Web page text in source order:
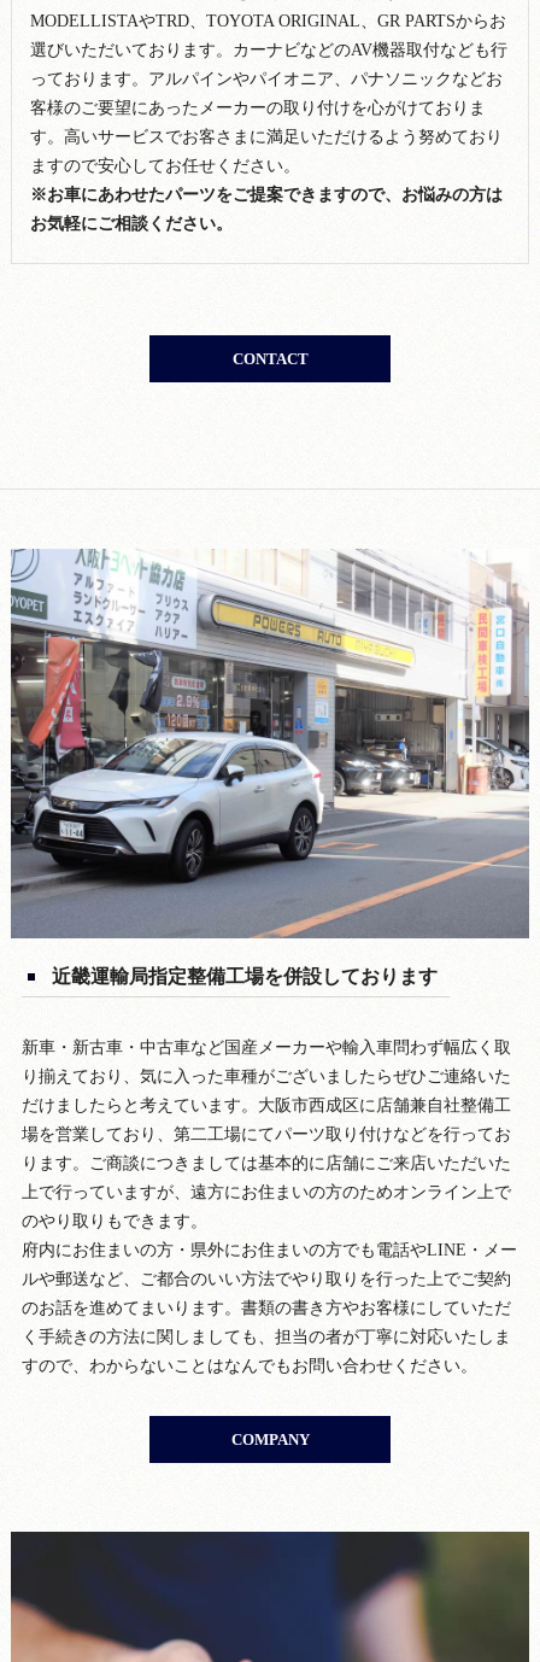
MODELLISTAやTRD、TOYOTA ORIGINAL、GR PARTSからお
選びいただいております。カーナビなどのAV機器取付なども行
っております。アルパインやパイオニア、パナソニックなどお
客様のご要望にあったメーカーの取り付けを心がけておりま
す。高いサービスでお客さまに満足いただけるよう努めており
ますので安心してお任せください。
※お車にあわせたパーツをご提案できますので、お悩みの方は
お気軽にご相談ください。
CONTACT
近畿運輸局指定整備工場を併設しております
新車・新古車・中古車など国産メーカーや輸入車問わず幅広く取
り揃えており、気に入った車種がございましたらぜひご連絡いた
だけましたらと考えています。大阪市西成区に店舗兼自社整備工
場を営業しており、第二工場にてパーツ取り付けなどを行ってお
ります。ご商談につきましては基本的に店舗にご来店いただいた
上で行っていますが、遠方にお住まいの方のためオンライン上で
のやり取りもできます。
府内にお住まいの方・県外にお住まいの方でも電話やLINE・メー
ルや郵送など、ご都合のいい方法でやり取りを行った上でご契約
のお話を進めてまいります。書類の書き方やお客様にしていただ
く手続きの方法に関しましても、担当の者が丁寧に対応いたしま
すので、わからないことはなんでもお問い合わせください。
COMPANY